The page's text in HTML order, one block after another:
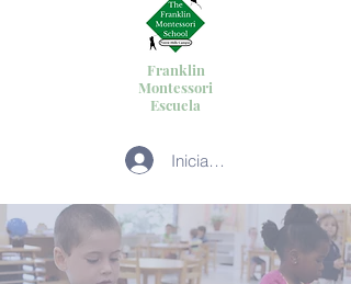
Franklin
Montessori
Escuela
Iniciar sesión